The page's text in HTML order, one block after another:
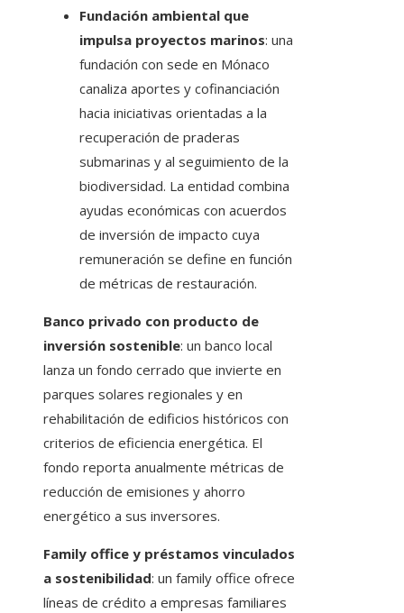
Fundación ambiental que
impulsa proyectos marinos: una
fundación con sede en Mónaco
canaliza aportes y cofinanciación
hacia iniciativas orientadas a la
recuperación de praderas
submarinas y al seguimiento de la
biodiversidad. La entidad combina
ayudas económicas con acuerdos
de inversión de impacto cuya
remuneración se define en función
de métricas de restauración.
Banco privado con producto de
inversión sostenible: un banco local
lanza un fondo cerrado que invierte en
parques solares regionales y en
rehabilitación de edificios históricos con
criterios de eficiencia energética. El
fondo reporta anualmente métricas de
reducción de emisiones y ahorro
energético a sus inversores.
Family office y préstamos vinculados
a sostenibilidad: un family office ofrece
líneas de crédito a empresas familiares